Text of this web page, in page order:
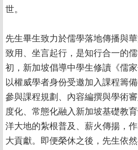
世。
先生畢生致力於儒學落地傳播與
致用、坐言起行，是知行合一的
初，新加坡倡導中學生修讀《儒
以權威學者身份受邀加入課程籌
參與課程規劃、內容編撰與學術
度化、常態化融入新加坡基礎教
洋大地的紮根普及、薪火傳揚，
大貢獻。即便榮休之後，先生依